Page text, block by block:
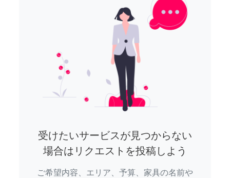
受けたいサービスが見つからない
場合はリクエストを投稿しよう
ご希望内容、エリア、予算、家具の名前や